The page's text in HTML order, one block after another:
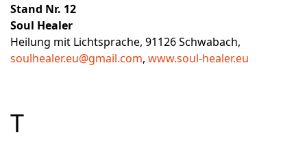
Stand Nr. 12
Soul Healer
Heilung mit Lichtsprache, 91126 Schwabach,
soulhealer.eu@gmail.com, www.soul-healer.eu
T